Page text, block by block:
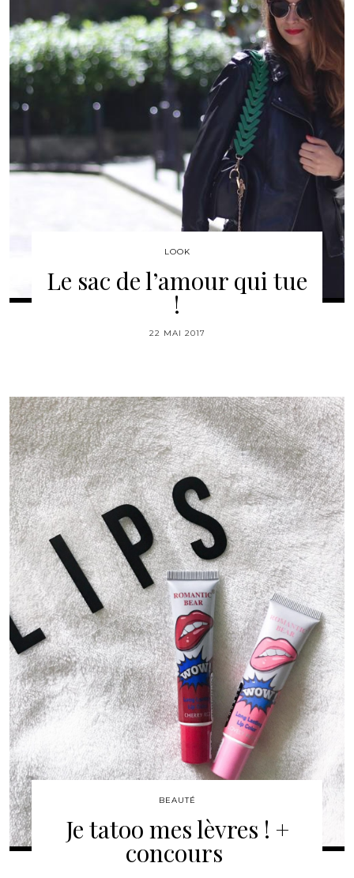
LOOK
Le sac de l’amour qui tue
!
22 MAI 2017
BEAUTÉ
Je tatoo mes lèvres ! +
concours